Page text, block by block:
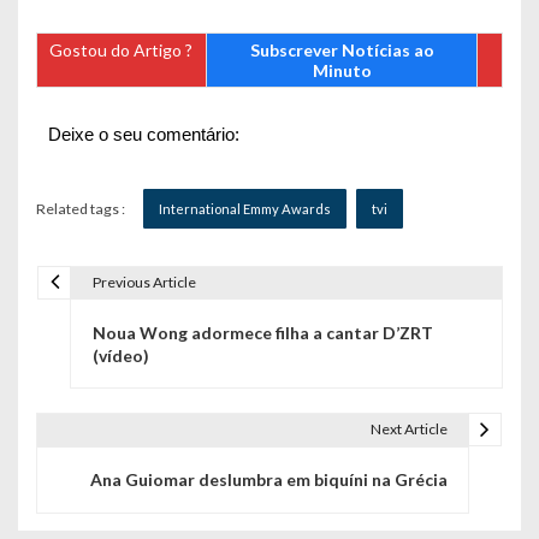
Gostou do Artigo ?
Subscrever Notícias ao
Minuto
Deixe o seu comentário:
Related tags : International Emmy Awards tvi
Previous Article
Noua Wong adormece filha a cantar D’ZRT
(vídeo)
Next Article
Ana Guiomar deslumbra em biquíni na Grécia